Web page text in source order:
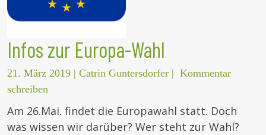
Infos zur Europa-Wahl
21. März 2019 | Catrin Guntersdorfer | Kommentar
schreiben
Am 26.Mai. findet die Europawahl statt. Doch
was wissen wir darüber? Wer steht zur Wahl?